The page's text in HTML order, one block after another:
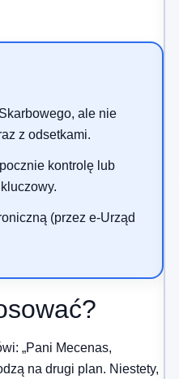
ale nie
z odsetkami.
kontrolę lub
(przez e-Urząd
„Pani Mecenas,
na drugi plan. Niestety,